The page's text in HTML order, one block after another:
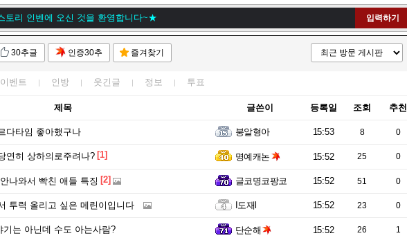
토리 인벤에 오신 것을 환영합니다~★
입력하기
30추글 인증30추 즐겨찾기
이벤트 인방 웃긴글 정보 투표
제목 글쓴이 등록일 조회 추천
다타임 좋아했구나 붕알형아 15:53 8 0
연히 상하의로주려나? [1] 명예캐논 15:52 25 0
나와서 빡친 애들 특징 [2] 글코명코팡코 15:52 51 0
투력 올리고 싶은 메린이입니다 I도재l 15:52 23 0
기는 아닌데 수도 아는사람? 단순해 15:52 26 1